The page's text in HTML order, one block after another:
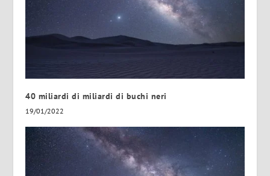
40 miliardi di miliardi di buchi neri
19/01/2022